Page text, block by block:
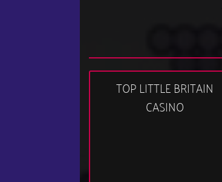
TOP LITTLE BRITAIN
CASINO